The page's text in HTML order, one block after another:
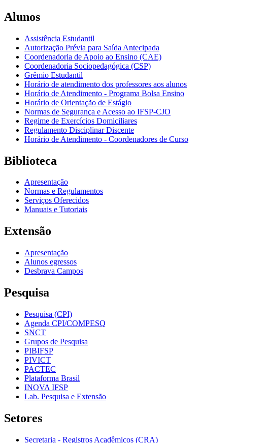
Alunos
Assistência Estudantil
Autorização Prévia para Saída Antecipada
Coordenadoria de Apoio ao Ensino (CAE)
Coordenadoria Sociopedagógica (CSP)
Grêmio Estudantil
Horário de atendimento dos professores aos alunos
Horário de Atendimento - Programa Bolsa Ensino
Horário de Orientação de Estágio
Normas de Segurança e Acesso ao IFSP-CJO
Regime de Exercícios Domiciliares
Regulamento Disciplinar Discente
Horário de Atendimento - Coordenadores de Curso
Biblioteca
Apresentação
Normas e Regulamentos
Serviços Oferecidos
Manuais e Tutoriais
Extensão
Apresentação
Alunos egressos
Desbrava Campos
Pesquisa
Pesquisa (CPI)
Agenda CPI/COMPESQ
SNCT
Grupos de Pesquisa
PIBIFSP
PIVICT
PACTEC
Plataforma Brasil
INOVA IFSP
Lab. Pesquisa e Extensão
Setores
Secretaria - Registros Acadêmicos (CRA)